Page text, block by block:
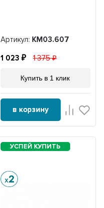
Артикул: KM03.607
1 023 1 375
Купить в 1 клик
в корзину